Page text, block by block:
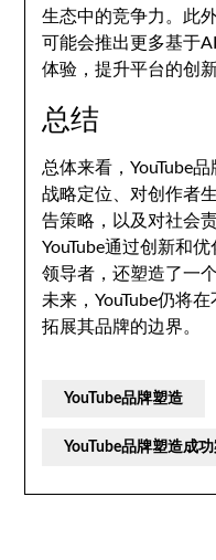
生态中的竞争力。此
可能会推出更多基于
体验，提升平台的创新
总结
总体来看，YouTube
战略定位、对创作者
告策略，以及对社会
YouTube通过创新和
领导者，还塑造了一
未来，YouTube仍将
拓展其品牌的边界。
YouTube品牌塑造
YouTube品牌塑造成